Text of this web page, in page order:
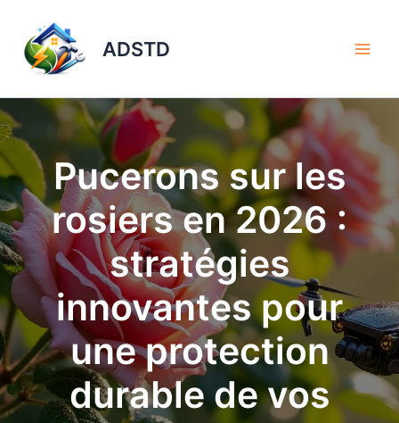
contenu
ADSTD
Pucerons sur les
rosiers en 2026 :
stratégies
innovantes pour
une protection
durable de vos